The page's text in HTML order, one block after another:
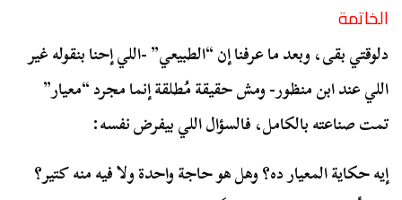
الخاتمة
دلوقتي بقى، وبعد ما عرفنا إن “الطبيعي” -اللي إحنا بنقوله غير
اللي عند ابن منظور- ومش حقيقة مُطلقة إنما مجرد “معيار”
تمت صناعته بالكامل، فالسؤال اللي بيفرض نفسه:
إيه حكاية المعيار ده؟ وهل هو حاجة واحدة ولا فيه منه كتير؟